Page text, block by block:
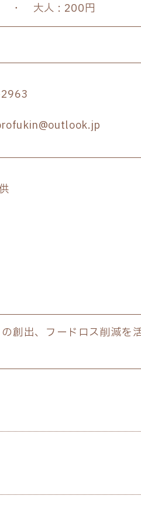
・ 大人 : 200円
創出、フードロス削減を